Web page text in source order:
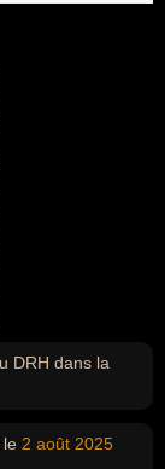
DRH dans la
2 août 2025